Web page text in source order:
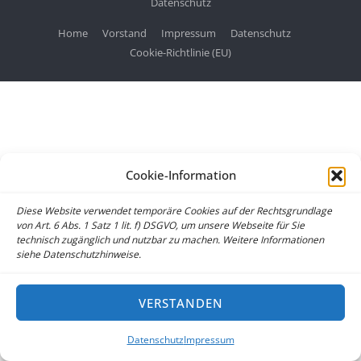
Cookie-Information
Diese Website verwendet temporäre Cookies auf der Rechtsgrundlage
von Art. 6 Abs. 1 Satz 1 lit. f) DSGVO, um unsere Webseite für Sie
technisch zugänglich und nutzbar zu machen. Weitere Informationen
siehe Datenschutzhinweise.
VERSTANDEN
DatenschutzImpressum
Home Vorstand Impressum
Datenschutz
Cookie-Richtlinie (EU)